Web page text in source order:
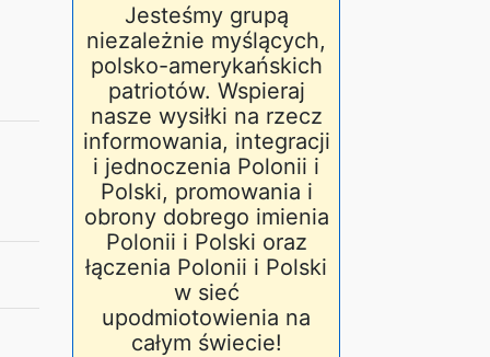
Jesteśmy grupą
niezależnie myślących,
polsko-amerykańskich
patriotów. Wspieraj
nasze wysiłki na rzecz
informowania, integracji
i jednoczenia Polonii i
Polski, promowania i
obrony dobrego imienia
Polonii i Polski oraz
łączenia Polonii i Polski
w sieć
upodmiotowienia na
całym świecie!